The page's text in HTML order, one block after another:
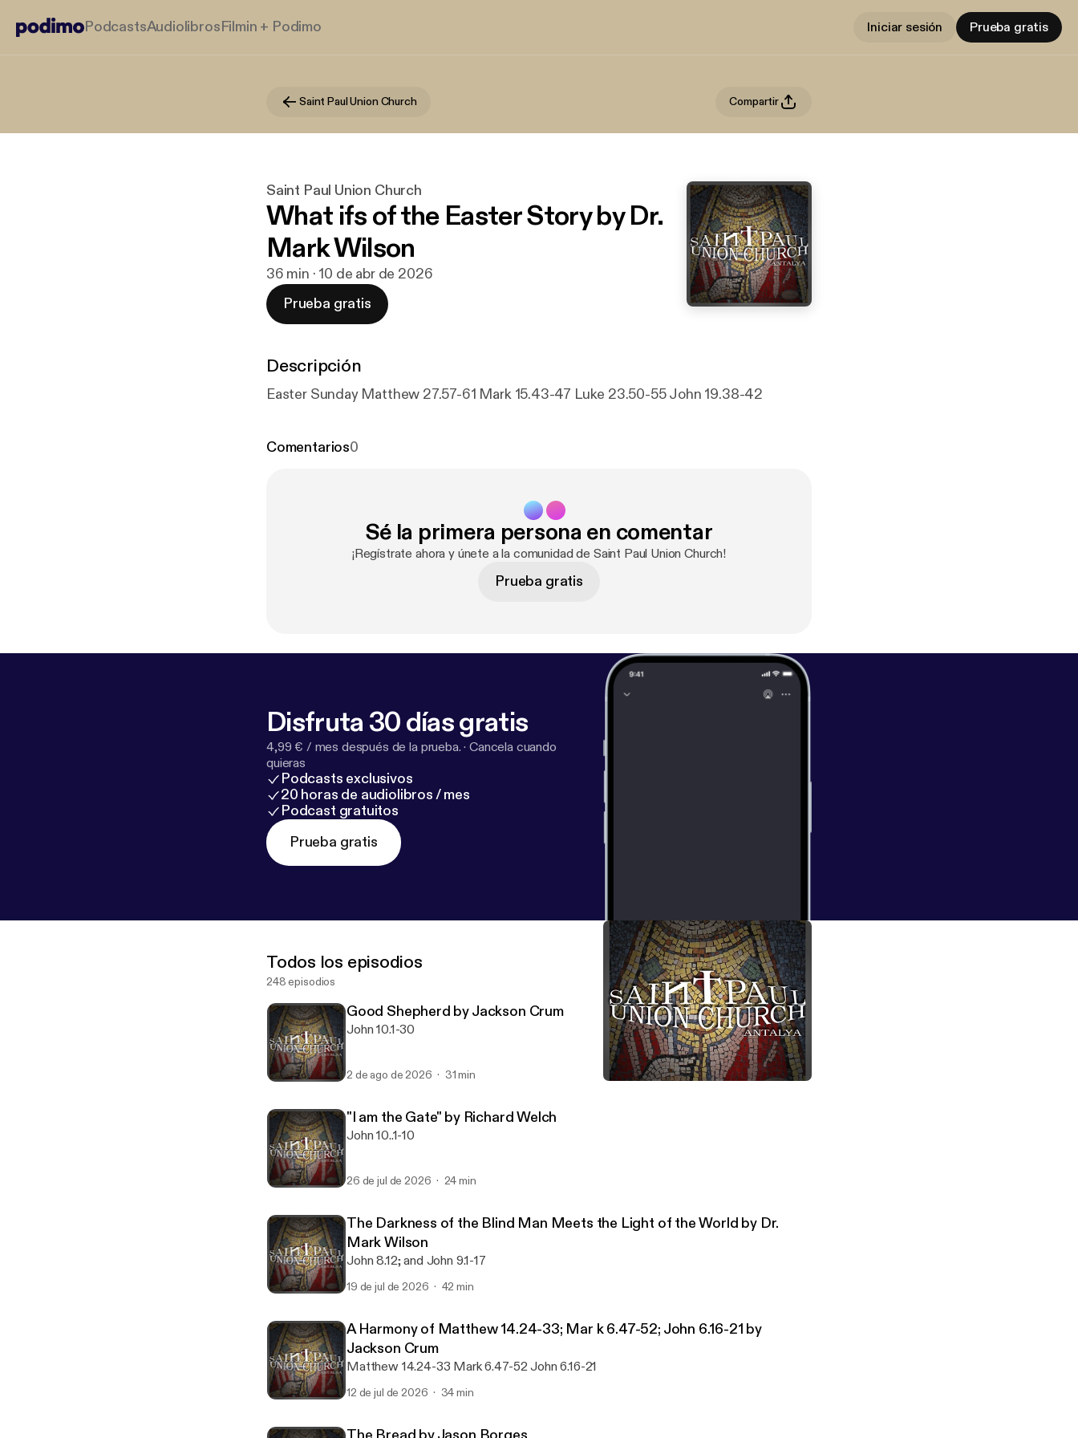
PodcastsAudiolibrosFilmin + Podimo Iniciar sesión Prueba gratis
Saint Paul Union Church Compartir
Saint Paul Union Church
What ifs of the Easter Story by Dr.
Mark Wilson
36 min · 10 de abr de 2026
Prueba gratis
Descripción
Easter Sunday Matthew 27.57-61 Mark 15.43-47 Luke 23.50-55 John 19.38-42
Comentarios0
Sé la primera persona en comentar
¡Regístrate ahora y únete a la comunidad de Saint Paul Union Church!
Prueba gratis
Disfruta 30 días gratis
4,99 € / mes después de la prueba. ·Cancela cuando
quieras
Podcasts exclusivos
20 horas de audiolibros / mes
Podcast gratuitos
Prueba gratis
Todos los episodios
248 episodios
Good Shepherd by Jackson Crum
John 10.1-30
2 de ago de 2026 31 min
"I am the Gate" by Richard Welch
John 10..1-10
26 de jul de 2026 24 min
The Darkness of the Blind Man Meets the Light of the World by Dr.
Mark Wilson
John 8.12; and John 9.1-17
19 de jul de 2026 42 min
A Harmony of Matthew 14.24-33; Mar k 6.47-52; John 6.16-21 by
Jackson Crum
Matthew 14.24-33 Mark 6.47-52 John 6.16-21
12 de jul de 2026 34 min